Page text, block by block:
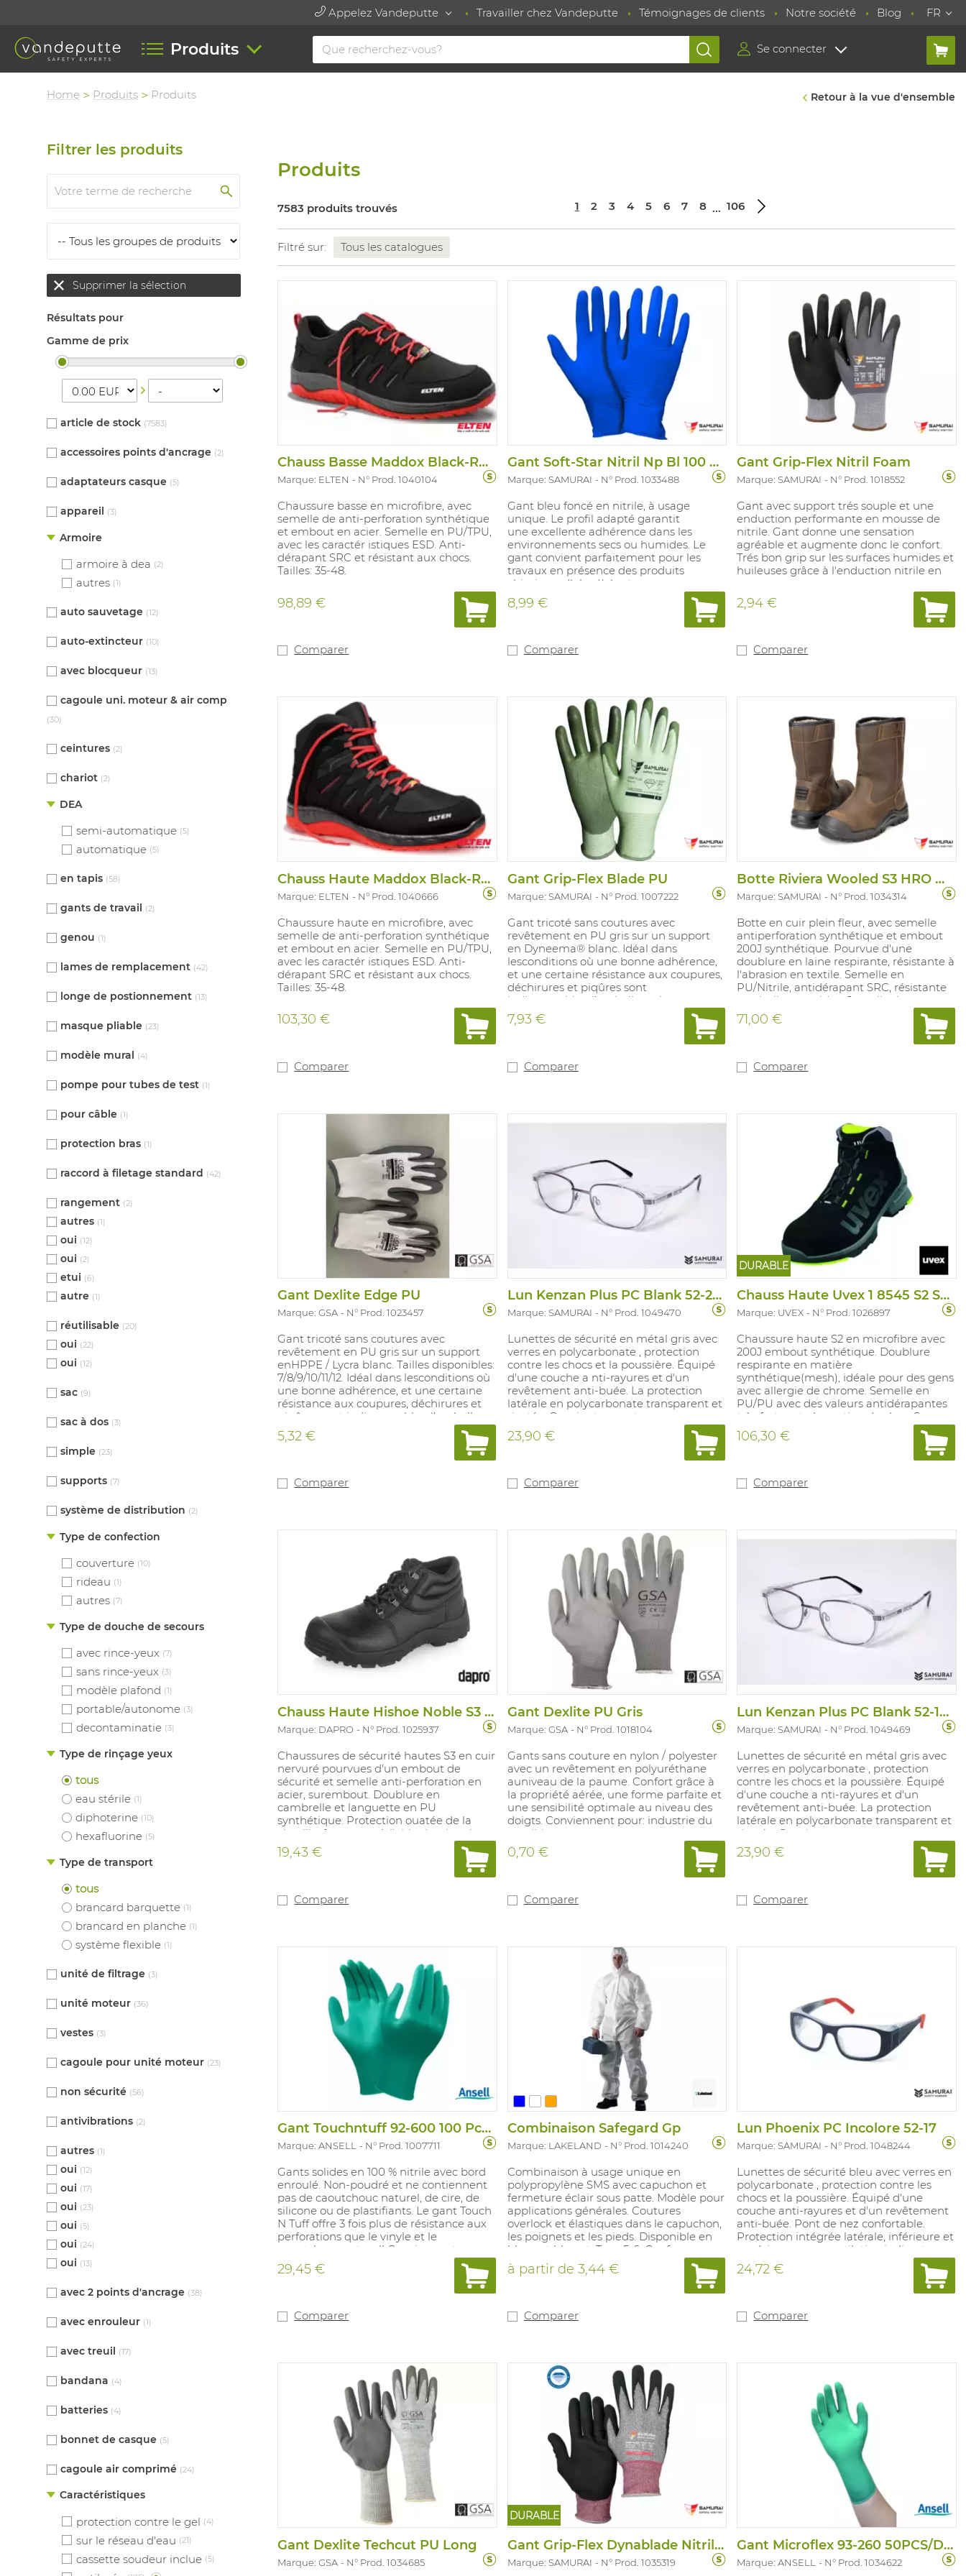
Appelez Vandeputte Travailler chez Vandeputte Témoignages de clients Notre société Blog FR
Produits Se connecter
Home Produits Produits Retour à la vue d'ensemble
Filtrer les produits
Supprimer la sélection
Résultats pour
Gamme de prix
article de stock (7583)
accessoires points d'ancrage (2)
adaptateurs casque (5)
appareil (3)
Armoire
armoire à dea (2)
autres (1)
auto sauvetage (12)
auto-extincteur (10)
avec blocqueur (13)
cagoule uni. moteur & air comp
(30)
ceintures (2)
chariot (2)
DEA
semi-automatique (5)
automatique (5)
en tapis (58)
gants de travail (2)
genou (1)
lames de remplacement (42)
longe de postionnement (13)
masque pliable (23)
modèle mural (4)
pompe pour tubes de test (1)
pour câble (1)
protection bras (1)
raccord à filetage standard (42)
rangement (2)
autres (1)
oui (12)
oui (2)
etui (6)
autre (1)
réutilisable (20)
oui (22)
oui (12)
sac (9)
sac à dos (3)
simple (23)
supports (7)
système de distribution (2)
Type de confection
couverture (10)
rideau (1)
autres (7)
Type de douche de secours
avec rince-yeux (7)
sans rince-yeux (3)
modèle plafond (1)
portable/autonome (3)
decontaminatie (3)
Type de rinçage yeux
tous
eau stérile (1)
diphoterine (10)
hexafluorine (5)
Type de transport
tous
brancard barquette (1)
brancard en planche (1)
système flexible (1)
unité de filtrage (3)
unité moteur (36)
vestes (3)
cagoule pour unité moteur (23)
non sécurité (56)
antivibrations (2)
autres (1)
oui (12)
oui (17)
oui (23)
oui (5)
oui (24)
oui (13)
avec 2 points d'ancrage (38)
avec enrouleur (1)
avec treuil (17)
bandana (4)
batteries (4)
bonnet de casque (5)
cagoule air comprimé (24)
Caractéristiques
protection contre le gel (4)
sur le réseau d'eau (21)
cassette soudeur inclue (5)
Produits
7583 produits trouvés 1 2 3 4 5 6 7 8 ... 106
Filtré sur: Tous les catalogues
Chauss Basse Maddox Black-Red S3 SRC ESD
Marque: ELTEN N° Prod. 1040104
Chaussure basse en microfibre, avec
semelle de anti-perforation synthétique
et embout en acier. Semelle en PU/TPU,
avec les caractér istiques ESD. Anti-
dérapant SRC et résistant aux chocs.
Tailles: 35-48.
98,89 €
Comparer
Gant Soft-Star Nitril Np Bl 100 Pcs/Disp
Marque: SAMURAI N° Prod. 1033488
Gant bleu foncé en nitrile, à usage
unique. Le profil adapté garantit
une excellente adhérence dans les
environnements secs ou humides. Le
gant convient parfaitement pour les
travaux en présence des produits
chimiques (labos)), les travaux
d’assemblage délicats et le contrôle des
produits, secteur alimentaire. Non
Testé pour contact alimentaire
(JKT) et EN374-5: VIRUS
8,99 €
Comparer
Gant Grip-Flex Nitril Foam
Marque: SAMURAI N° Prod. 1018552
Gant avec support trés souple et une
enduction performante en mousse de
nitrile. Gant donne une sensation
agréable et augmente donc le confort.
Trés bon grip sur les surfaces humides et
huileuses grâce à l'enduction nitrile en
2,94 €
Comparer
Chauss Haute Maddox Black-Red S3 SRC ESD
Marque: ELTEN N° Prod. 1040666
Chaussure haute en microfibre, avec
semelle de anti-perforation synthétique
et embout en acier. Semelle en PU/TPU,
avec les caractér istiques ESD. Anti-
dérapant SRC et résistant aux chocs.
Tailles: 35-48.
103,30 €
Comparer
Gant Grip-Flex Blade PU
Marque: SAMURAI N° Prod. 1007222
Gant tricoté sans coutures avec
revêtement en PU gris sur un support
en Dyneema® blanc. Idéal dans
lesconditions où une bonne adhérence,
et une certaine résistance aux coupures,
déchirures et piqûres sont
indispensables: l’emballage, le montage,
l’assemblage et l'industrie automobile,
l'industrie du verre et du papier. En
7,93 €
Comparer
Botte Riviera Wooled S3 HRO HI CI WR SRC
Marque: SAMURAI N° Prod. 1034314
Botte en cuir plein fleur, avec semelle
antiperforation synthétique et embout
200J synthétique. Pourvue d'une
doublure en laine respirante, résistante à
l'abrasion en textile. Semelle en
PU/Nitrile, antidérapant SRC, résistante
aux huiles et acides. Semelle de
propreté amovible en polyuréthane
revêtue de textile. 100% sans métal.
71,00 €
Comparer
Gant Dexlite Edge PU
Marque: GSA N° Prod. 1023457
Gant tricoté sans coutures avec
revêtement en PU gris sur un support
enHPPE / Lycra blanc. Tailles disponibles:
7/8/9/10/11/12. Idéal dans lesconditions où
une bonne adhérence, et une certaine
résistance aux coupures, déchirures et
piqûres sont indispensables: l’emballage,
le montage, l’assemblage et l'industrie
automobile, l'industrie du verre et du
5,32 €
Comparer
Lun Kenzan Plus PC Blank 52-21 (gr)
Marque: SAMURAI N° Prod. 1049470
Lunettes de sécurité en métal gris avec
verres en polycarbonate , protection
contre les chocs et la poussière. Équipé
d'une couche a nti-rayures et d'un
revêtement anti-buée. La protection
latérale en polycarbonate transparent et
rivetée. Convient pour : travaux
mécaniques légers ou moyens et
applications de laboratoire. Conforme à :
23,90 €
Comparer
DURABLE
Chauss Haute Uvex 1 8545 S2 SRC ESD
Marque: UVEX N° Prod. 1026897
Chaussure haute S2 en microfibre avec
200J embout synthétique. Doublure
respirante en matière
synthétique(mesh), idéale pour des gens
avec allergie de chrome. Semelle en
PU/PU avec des valeurs antidérapantes
très fortes et absorption de choc. Sans
phtalate et silicones, idéale pour
l'industrie automobile. Première de
choc. Pointures: 10, 11, 12, 14: 35- 52.
106,30 €
Comparer
Chauss Haute Hishoe Noble S3 Cap
Marque: DAPRO N° Prod. 1025937
Chaussures de sécurité hautes S3 en cuir
nervuré pourvues d'un embout de
sécurité et semelle anti-perforation en
acier, surembout. Doublure en
cambrelle et languette en PU
synthétique. Protection ouatée de la
cheville, fermeture à l'aide de triangles.
Semelle de marche en PU/PU: souple et
légère, résistante aux huiles. Pointures :
19,43 €
Comparer
Gant Dexlite PU Gris
Marque: GSA N° Prod. 1018104
Gants sans couture en nylon / polyester
avec un revêtement en polyuréthane
auniveau de la paume. Confort grâce à
la propriété aérée, une forme parfaite et
une sensibilité optimale au niveau des
doigts. Conviennent pour: industrie du
conditionnement, montage,
assemblage, inspection, travaux de
peinture. Tailles: 7-11.
0,70 €
Comparer
Lun Kenzan Plus PC Blank 52-19 (gr)
Marque: SAMURAI N° Prod. 1049469
Lunettes de sécurité en métal gris avec
verres en polycarbonate , protection
contre les chocs et la poussière. Équipé
d'une couche a nti-rayures et d'un
revêtement anti-buée. La protection
latérale en polycarbonate transparent et
rivetée. Convient pour : travaux
mécaniques légers ou moyens et
applications de laboratoire. Conforme à :
23,90 €
Comparer
Gant Touchntuff 92-600 100 Pcs/Disp
Marque: ANSELL N° Prod. 1007711
Gants solides en 100 % nitrile avec bord
enroulé. Non-poudré et ne contiennent
pas de caoutchouc naturel, de cire, de
silicone ou de plastifiants. Le gant Touch
N Tuff offre 3 fois plus de résistance aux
perforations que le vinyle et le
caoutchouc naturel! Conviennent pour
les travaux en laboratoire, l'industrie
chimique, les services durgence,
vert. Tailles: 6,5 - 7 / 7,5 - 8 / 8,5 - 9 / 9,5 /
Virus
29,45 €
Comparer
Combinaison Safegard Gp
Marque: LAKELAND N° Prod. 1014240
Combinaison à usage unique en
polypropylène SMS avec capuchon et
fermeture éclair sous patte. Modèle pour
applications générales. Coutures
overlock et élastiques dans le capuchon,
les poignets et les pieds. Disponible en
blanc et bleu et. Type 5-6. Conforme:
EN13034, EN13982, EN1149 et EN1073-2.
à partir de 3,44 €
Comparer
Lun Phoenix PC Incolore 52-17
Marque: SAMURAI N° Prod. 1048244
Lunettes de sécurité bleu avec verres en
polycarbonate , protection contre les
chocs et la poussière. Équipé d'une
couche anti-rayures et d'un revêtement
anti-buée. Pont de nez confortable.
Protection intégrée latérale, inférieure et
supérieure avec ventilation indirecte.
Convient pour : travaux mécaniques
légers ou moyens et applications de
laboratoire. Conforme à : EN 166/EN 170
24,72 €
Comparer
Gant Dexlite Techcut PU Long
Marque: GSA N° Prod. 1034685
DURABLE
Gant Grip-Flex Dynablade Nitril Light
Marque: SAMURAI N° Prod. 1035319
Gant Microflex 93-260 50PCS/Disp
Marque: ANSELL N° Prod. 1034622